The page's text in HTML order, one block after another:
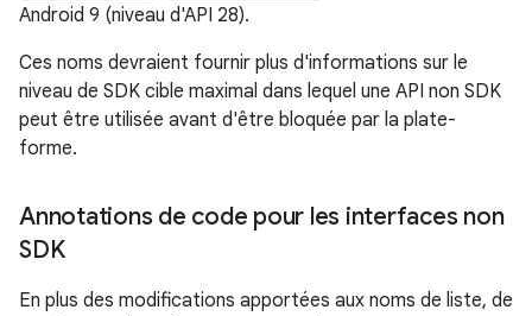
Android 9 (niveau d'API 28).
Ces noms devraient fournir plus d'informations sur le
niveau de SDK cible maximal dans lequel une API non SDK
peut être utilisée avant d'être bloquée par la plate-
forme.
Annotations de code pour les interfaces non
SDK
En plus des modifications apportées aux noms de liste, de